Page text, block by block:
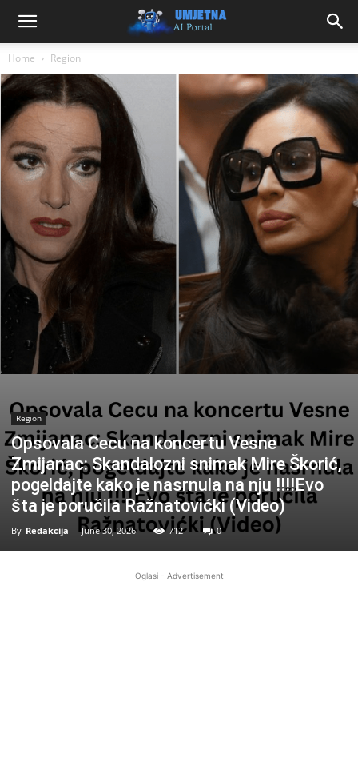
Home Region
Region
Opsovala Cecu na koncertu Vesne
Zmijanac: Skandalozni snimak Mire Škorić,
pogeldajte kako je nasrnula na nju !!!!Evo
šta je poručila Ražnatovićki (Video)
By Redakcija - June 30, 2026 712 0
Oglasi - Advertisement